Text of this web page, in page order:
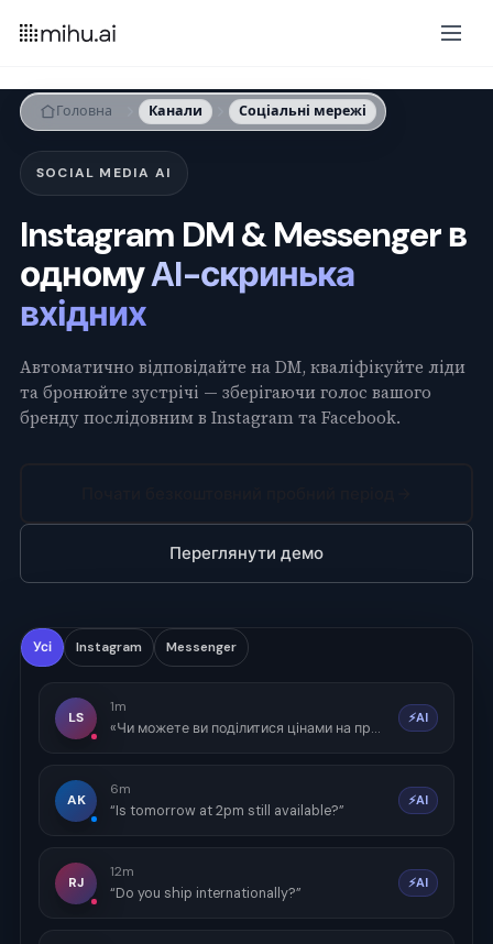
Головна Канали Соціальні мережі
SOCIAL MEDIA AI
Instagram DM & Messenger в
одномуAI-скринька
вхідних
Автоматично відповідайте на DM, кваліфікуйте ліди
та бронюйте зустрічі — зберігаючи голос вашого
бренду послідовним в Instagram та Facebook.
Переглянути демо
Усі Instagram Messenger
LS
1m
«Чи можете ви поділитися цінами на преміум-пакет?»
⚡AI
AK
6m
“Is tomorrow at 2pm still available?”
⚡AI
RJ
12m
“Do you ship internationally?”
⚡AI